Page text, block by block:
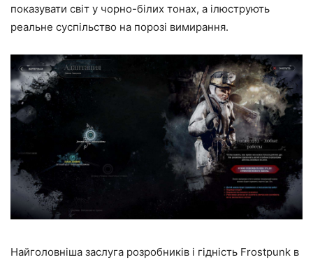
показувати світ у чорно-білих тонах, а ілюструють
реальне суспільство на порозі вимирання.
Найголовніша заслуга розробників і гідність Frostpunk в